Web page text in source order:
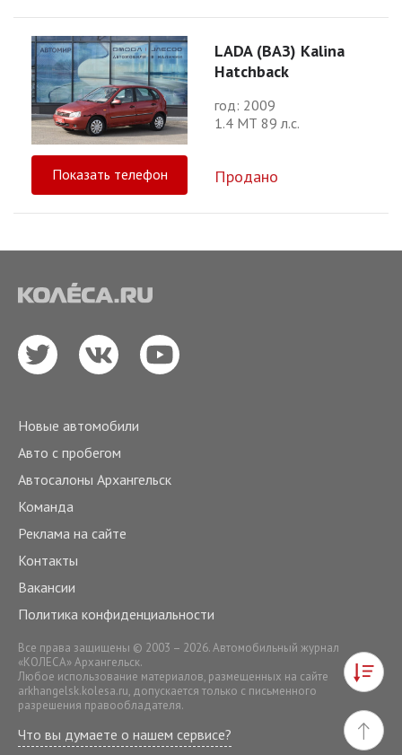
LADA (ВАЗ) Kalina
Hatchback
год: 2009
1.4 МТ 89 л.с.
Показать телефон Продано
Новые автомобили
Авто с пробегом
Автосалоны Архангельск
Команда
Реклама на сайте
Контакты
Вакансии
Политика конфиденциальности
Все права защищены © 2003 – 2026. Автомобильный журнал
«КОЛЕСА» Архангельск.
Любое использование материалов, размещенных на сайте
arkhangelsk.kolesa.ru, допускается только с письменного
разрешения правообладателя.
Что вы думаете о нашем сервисе?